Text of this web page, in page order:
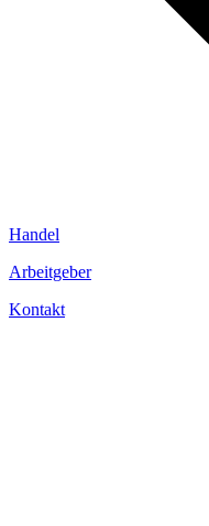
Handel
Arbeitgeber
Kontakt